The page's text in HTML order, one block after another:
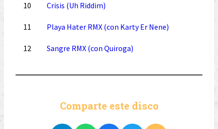
10 Crisis (Uh Riddim)
11 Playa Hater RMX (con Karty Er Nene)
12 Sangre RMX (con Quiroga)
Comparte este disco